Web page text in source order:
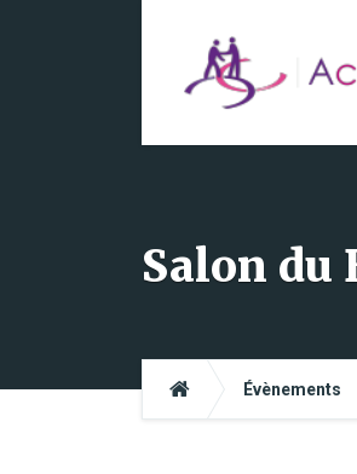
Salon du
Évènements